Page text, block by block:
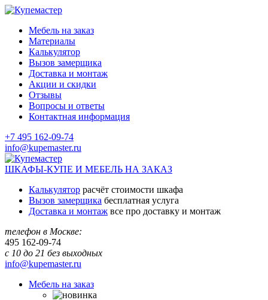
Мебель на заказ
Материалы
Калькулятор
Вызов замерщика
Доставка и монтаж
Акции и скидки
Отзывы
Вопросы и ответы
Контактная информация
+7 495 162-09-74
info@kupemaster.ru
ШКАФЫ-КУПЕ И МЕБЕЛЬ НА ЗАКАЗ
Калькулятор расчёт стоимости шкафа
Вызов замерщика бесплатная услуга
Доставка и монтаж все про доставку и монтаж
телефон в Москве:
495 162-09-74
с 10 до 21 без выходных
info@kupemaster.ru
Мебель на заказ